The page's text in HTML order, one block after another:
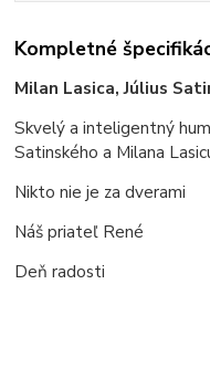
Kompletné
Milan Lasica, Július
Skvelý a inteligentný
Satinského a Milana
Nikto nie je za dverami
Náš priateľ René
Deň radosti